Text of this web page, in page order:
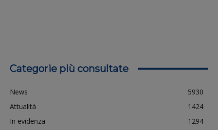
Categorie più consultate
News
5930
Attualità
1424
In evidenza
1294